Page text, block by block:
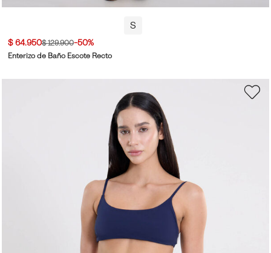
S
$ 64.950$ 129.900-50%
Enterizo de Baño Escote Recto